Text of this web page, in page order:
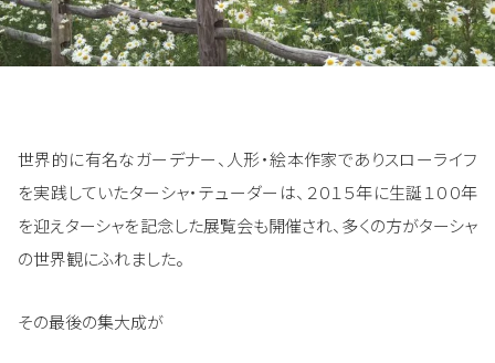
世界的に有名なガーデナー、人形・絵本作家でありスローライフ
を実践していたターシャ・テューダーは、２０１５年に生誕１００年
を迎えターシャを記念した展覧会も開催され、多くの方がターシャ
の世界観にふれました。
その最後の集大成が